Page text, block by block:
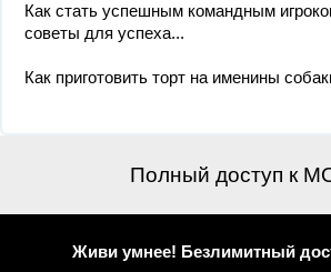
Как стать успешным командным
советы для успеха...
Как приготовить торт на именины
Полный доступ к
Живи умнее! Безлимитный